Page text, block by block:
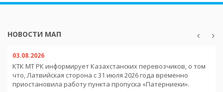
НОВОСТИ МАП
03.08.2026
КТК МТ РК информирует Казахстанских перевозчиков, о том
что, Латвийская сторона с 31 июля 2026 года временно
приостановила работу пункта пропуска «Патерниеки».